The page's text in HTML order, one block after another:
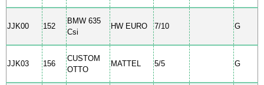
JJK00 152
BMW 635
Csi
HW EURO 7/10 G
JJK03 156
CUSTOM
OTTO
MATTEL 5/5 G